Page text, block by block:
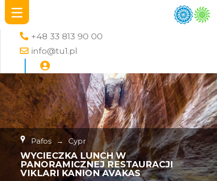
+48 33 813 90 00
info@tu1.pl
Pafos → Cypr
WYCIECZKA LUNCH W
PANORAMICZNEJ RESTAURACJI
VIKLARI KANION AVAKAS